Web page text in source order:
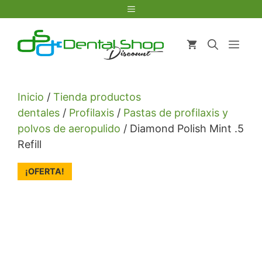
contenido
Menú
Inicio / Tienda productos
dentales / Profilaxis / Pastas de profilaxis y
polvos de aeropulido / Diamond Polish Mint .5
Refill
¡OFERTA!